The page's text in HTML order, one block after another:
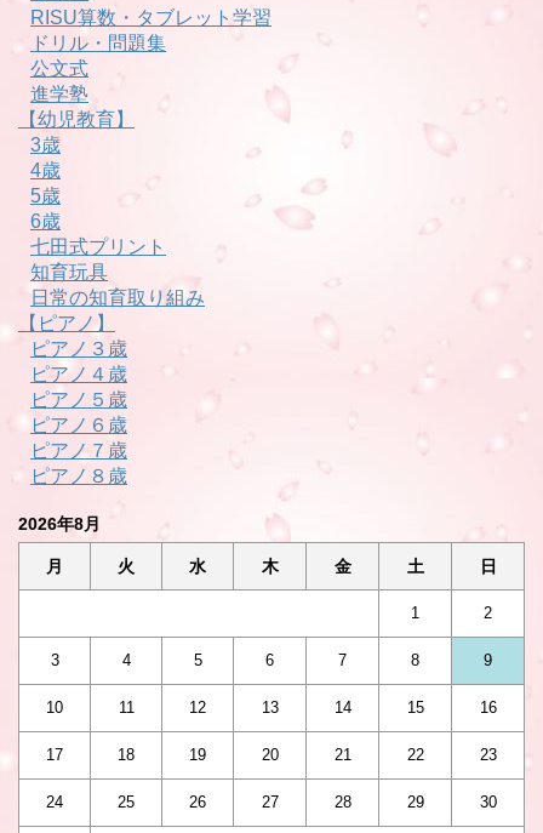
RISU算数・タブレット学習
ドリル・問題集
公文式
進学塾
【幼児教育】
3歳
4歳
5歳
6歳
七田式プリント
知育玩具
日常の知育取り組み
【ピアノ】
ピアノ３歳
ピアノ４歳
ピアノ５歳
ピアノ６歳
ピアノ７歳
ピアノ８歳
2026年8月
月 火 水 木 金 土 日
1 2
3 4 5 6 7 8 9
10 11 12 13 14 15 16
17 18 19 20 21 22 23
24 25 26 27 28 29 30